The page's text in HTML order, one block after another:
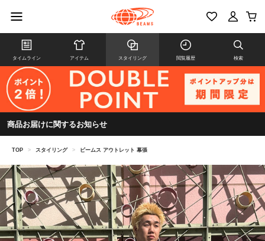
タイムライン アイテム スタイリング 閲覧履歴 検索
商品お届けに関するお知らせ
TOP > スタイリング > ビームス アウトレット 幕張